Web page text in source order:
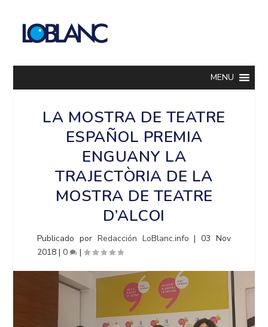
MENU
LA MOSTRA DE TEATRE
ESPAÑOL PREMIA
ENGUANY LA
TRAJECTÒRIA DE LA
MOSTRA DE TEATRE
D’ALCOI
Publicado por Redacción LoBlanc.info | 03 Nov
2018 |0 |